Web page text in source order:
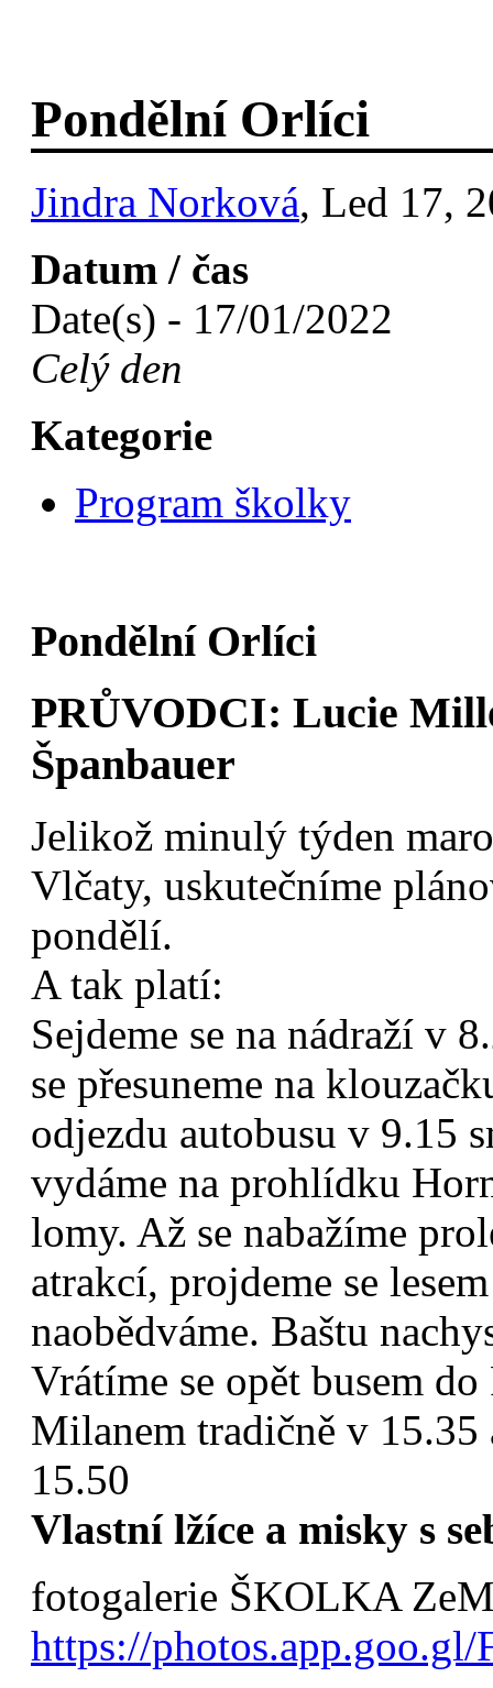
Pondělní Orlíci
Jindra Norková, Led 17,
Datum / čas
Date(s) - 17/01/2022
Celý den
Kategorie
Program školky
Pondělní Orlíci
PRŮVODCI: Lucie
Španbauer
Jelikož minulý týden
Vlčaty, uskutečníme
pondělí.
A tak platí:
Sejdeme se na nádraží v
se přesuneme na
odjezdu autobusu v 9.15
vydáme na prohlídku
lomy. Až se nabažíme
atrakcí, projdeme se
naobědváme. Baštu
Vrátíme se opět busem
Milanem tradičně v
15.50
Vlastní lžíce a misky s
fotogalerie ŠKOLKA
https://photos.app.goo.gl/